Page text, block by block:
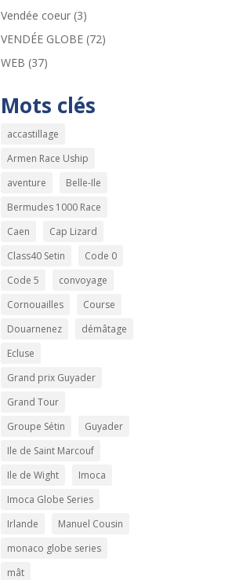
Vendée coeur (3)
VENDÉE GLOBE (72)
WEB (37)
Mots clés
accastillage
Armen Race Uship
aventure
Belle-Ile
Bermudes 1000 Race
Caen
Cap Lizard
Class40 Setin
Code 0
Code 5
convoyage
Cornouailles
Course
Douarnenez
démâtage
Ecluse
Grand prix Guyader
Grand Tour
Groupe Sétin
Guyader
Ile de Saint Marcouf
Ile de Wight
Imoca
Imoca Globe Series
Irlande
Manuel Cousin
monaco globe series
mât